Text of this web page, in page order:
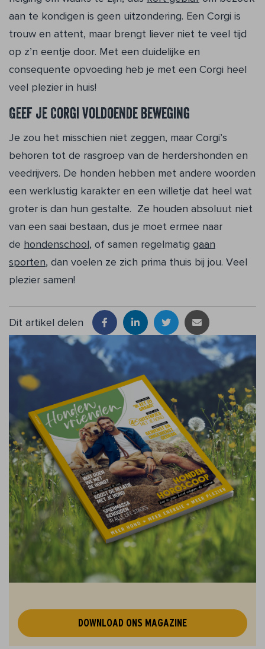
aan te kondigen is geen uitzondering. Een Corgi is
trouw en attent, maar brengt liever niet te veel tijd
op z’n eentje door. Met een duidelijke en
consequente opvoeding heb je met een Corgi heel
veel plezier in huis!
Geef je Corgi voldoende beweging
Je zou het misschien niet zeggen, maar Corgi’s
behoren tot de rasgroep van de herdershonden en
veedrijvers. De honden hebben met andere woorden
een werklustig karakter en een willetje dat heel wat
groter is dan hun gestalte. Ze houden absoluut niet
van een saai bestaan, dus je moet ermee naar
de hondenschool, of samen regelmatig gaan
sporten, dan voelen ze zich prima thuis bij jou. Veel
plezier samen!
Dit artikel delen
DOWNLOAD ONS MAGAZINE